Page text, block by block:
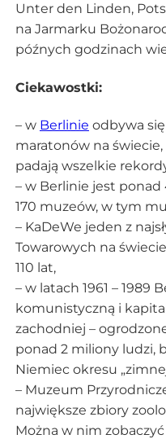
Unter den Linden,
na Jarmarku
późnych godzinach
Ciekawostki:
– w Berlinie odbywa
maratonów na
padają wszelkie
– w Berlinie jest
170 muzeów, w tym
– KaDeWe jeden z
Towarowych na
110 lat,
– w latach 1961 – 1989
komunistyczną i
zachodniej –
ponad 2 miliony ludzi,
Niemiec okresu
– Muzeum
największe zbiory
Można w nim